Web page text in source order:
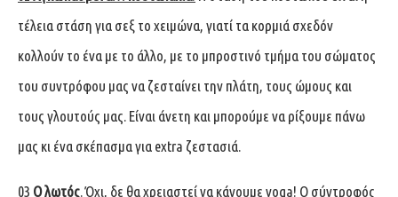
τέλεια στάση για σεξ το χειμώνα, γιατί τα κορμιά σχεδόν
κολλούν το ένα με το άλλο, με το μπροστινό τμήμα του σώματος
του συντρόφου μας να ζεσταίνει την πλάτη, τους ώμους και
τους γλουτούς μας. Είναι άνετη και μπορούμε να ρίξουμε πάνω
μας κι ένα σκέπασμα για extra ζεστασιά.
03 Ο λωτός.Όχι, δε θα χρειαστεί να κάνουμε yoga! Ο σύντροφός